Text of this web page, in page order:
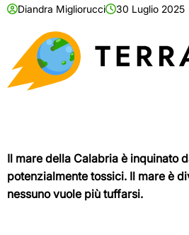
Diandra Migliorucci 30 Luglio 2025
Il mare della Calabria è inquinato
potenzialmente tossici. Il mare è
nessuno vuole più tuffarsi.